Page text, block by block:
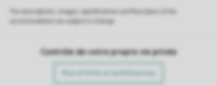
Contrôle de votre propre vie privée
Plus d’infos et préférences